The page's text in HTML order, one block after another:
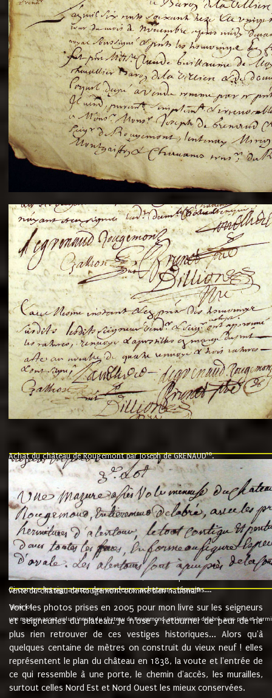
Achat du château de Rougemont par Joseph de GRENAUD10.
"l'an mil six cent soixante treze le ving neuvième jour du mois de
nommé fut présent Messire Claude Guillaume de Moyriat chevalier baron
vend, purement simplement et irrevocablement a monseigneur monsieur
et chavannes conseiller du roy au parlement de Bourgogne, present et
que le dit seigneur Baron de la Vellière a sur ses hommes, indivisables et
de la Velliere tout ainsi et comme le dit seigneur Baron et ses
présent......"
suivent les rentes, donation des terriers, etc... au prix de 880 livre louis
Ci contre les signatures des vendeurs, acheteurs, témoins....
vente du château de Rougemont comme bien national9.
"3ème lot
une mazure assez volumineuse du chateau de Rougemond, entierement delabré, avec près et
Voici les photos prises en 2005 pour mon livre sur les seigneurs
et seigneuries du plateau. Je n'ose y retourner de peur de ne
plus rien retrouver de ces vestiges historiques... Alors qu'à
quelques centaine de mètres on construit du vieux neuf ! elles
représentent le plan du château en 1838, la voute et l'entrée de
ce qui ressemble à une porte, le chemin d'accès, les murailles,
surtout celles Nord Est et Nord Ouest les mieux conservées.